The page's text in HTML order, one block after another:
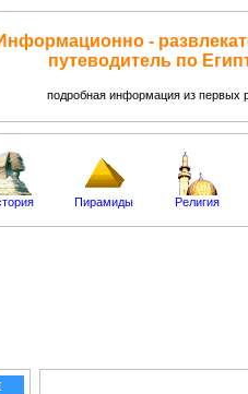
-
путеводитель по
подробная информация из первых
Пирамиды Религия